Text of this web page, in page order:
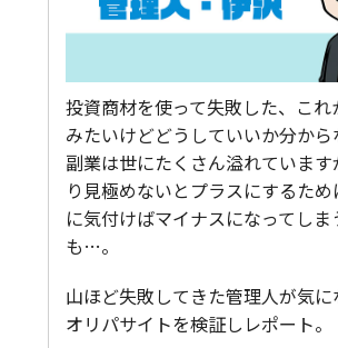
投資商材を使って失敗した、これ
みたいけどどうしていいか分から
副業は世にたくさん溢れていま
り見極めないとプラスにするた
に気付けばマイナスになってしま
も…。
山ほど失敗してきた管理人が気
オリパサイトを検証しレポート。